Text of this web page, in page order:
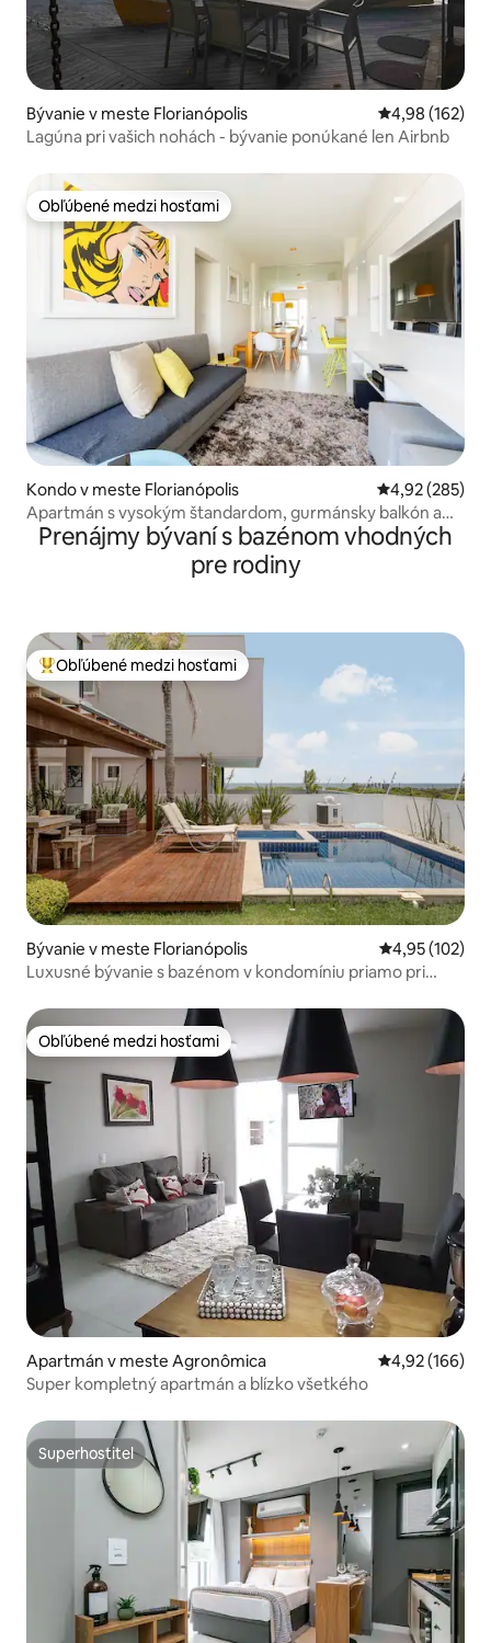
Bývanie v meste Florianópolis Priemerné
4,98 (162)
Lagúna pri vašich nohách - bývanie ponúkané len Airbnb
Obľúbené medzi hosťami
Obľúbené medzi hosťami
Kondo v meste Florianópolis Priemerné
4,92 (285)
Apartmán s vysokým štandardom, gurmánsky balkón a
bazén.
Prenájmy bývaní s bazénom vhodných
pre rodiny
Najobľúbenejšie medzi hosťami
Obľúbené medzi hosťami
Bývanie v meste Florianópolis Priemerné
4,95 (102)
Luxusné bývanie s bazénom v kondomíniu priamo pri
Obľúbené medzi hosťami
Obľúbené medzi hosťami
Apartmán v meste Agronômica Priemerné
4,92 (166)
Super kompletný apartmán a blízko všetkého
Superhostiteľ
Superhostiteľ